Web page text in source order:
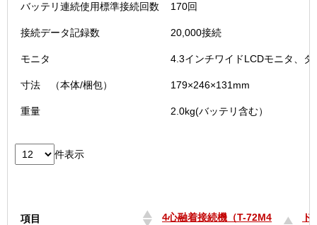
バッテリ連続使用標準接続回数 170回
接続データ記録数 20,000接続
モニタ 4.3インチワイドLCDモニタ、
寸法 （本体/梱包） 179×246×131mm
重量 2.0kg(バッテリ含む）
件表示
項目
4心融着接続機（T-72M4